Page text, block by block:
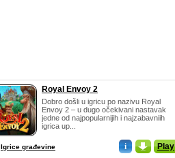
Royal Envoy 2
Dobro došli u igricu po nazivu Royal
Envoy 2 – u dugo očekivani nastavak
jedne od najpopularnijih i najzabavniih
igrica up...
Igrice građevine i _ Play